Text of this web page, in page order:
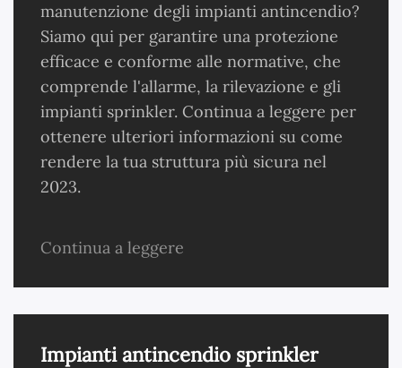
manutenzione degli impianti antincendio?
Siamo qui per garantire una protezione
efficace e conforme alle normative, che
comprende l'allarme, la rilevazione e gli
impianti sprinkler. Continua a leggere per
ottenere ulteriori informazioni su come
rendere la tua struttura più sicura nel
2023.
Continua a leggere
Impianti antincendio sprinkler